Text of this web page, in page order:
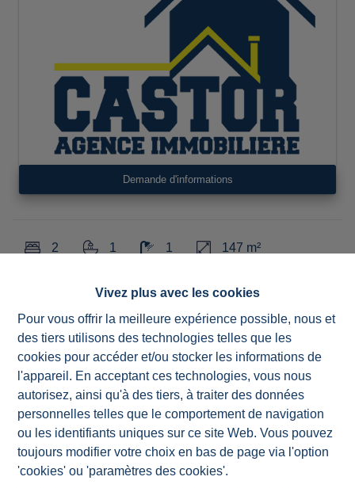
Vivez plus avec les cookies
Pour vous offrir la meilleure expérience possible, nous et
des tiers utilisons des technologies telles que les
cookies pour accéder et/ou stocker les informations de
l'appareil. En acceptant ces technologies, vous nous
autorisez, ainsi qu'à des tiers, à traiter des données
personnelles telles que le comportement de navigation
ou les identifiants uniques sur ce site Web. Vous pouvez
toujours modifier votre choix en bas de page via l'option
'cookies' ou 'paramètres des cookies'.
Demande d'informations
2 1 1 147 m²
5000 m² 3
UNIQUE. AYWAILLE - Ernonheid. Bungalow au calme et
en pleine nature. SITUATION EXCEPTIONELLE. 2
chambres bureau grand living, véranda, buanderie. Terrain
+- 5 000 m², propriété avec un grand étang, jardin
aménagé très fleuris, arbres fruitiers et 3 boxes pour
chevaux. Sans vis-à-vis, loin des voisins.
A 10' du centre ville. PEB G
Merci de vérifier votre capacité de financement avant toute